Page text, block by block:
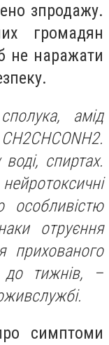
зпродажу.
громадян
не наражати
амід
спиртах.
особливістю
отруєння
прихованого
до тижнів, –
симптоми